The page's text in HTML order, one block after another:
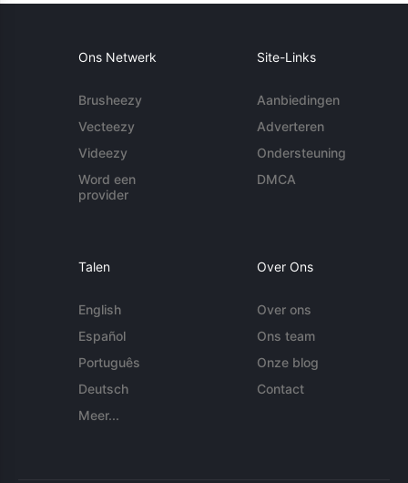
Ons Netwerk
Brusheezy
Vecteezy
Videezy
Word een
provider
Site-Links
Aanbiedingen
Adverteren
Ondersteuning
DMCA
Talen
English
Español
Português
Deutsch
Meer...
Over Ons
Over ons
Ons team
Onze blog
Contact